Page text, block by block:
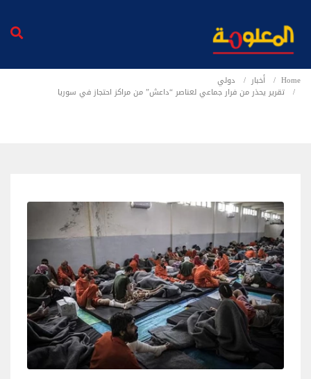
Home أخبار
دولي
تقرير يحذر من فرار جماعي لعناصر “داعش” من مراكز احتجاز في سوريا